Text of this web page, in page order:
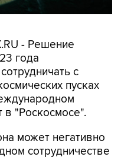
- Решение
года
с
пусках
в "Роскосмосе".
может негативно
сотрудничестве